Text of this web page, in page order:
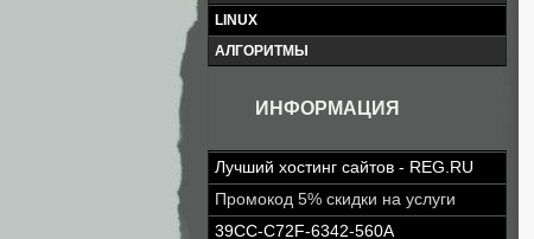
LINUX
АЛГОРИТМЫ
ИНФОРМАЦИЯ
Лучший хостинг сайтов - REG.RU
Промокод 5% скидки на услуги
39CC-C72F-6342-560A